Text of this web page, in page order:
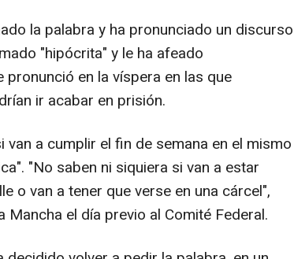
la palabra y ha pronunciado un discurso
"hipócrita" y le ha afeado
en la víspera en las que
ir acabar en prisión.
a cumplir el fin de semana en el mismo
"No saben ni siquiera si van a estar
o van a tener que verse en una cárcel",
el día previo al Comité Federal.